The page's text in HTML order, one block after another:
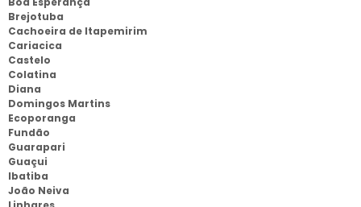
Brejotuba
Cachoeira de Itapemirim
Cariacica
Castelo
Colatina
Diana
Domingos Martins
Ecoporanga
Fundão
Guarapari
Guaçui
Ibatiba
João Neiva